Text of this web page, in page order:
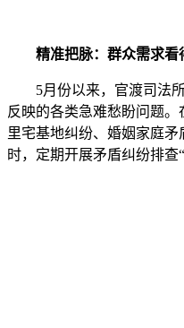
精准把脉：群众需求看
5月份以来，官渡司法
反映的各类急难愁盼问题
里宅基地纠纷、婚姻家庭
时，定期开展矛盾纠纷排查